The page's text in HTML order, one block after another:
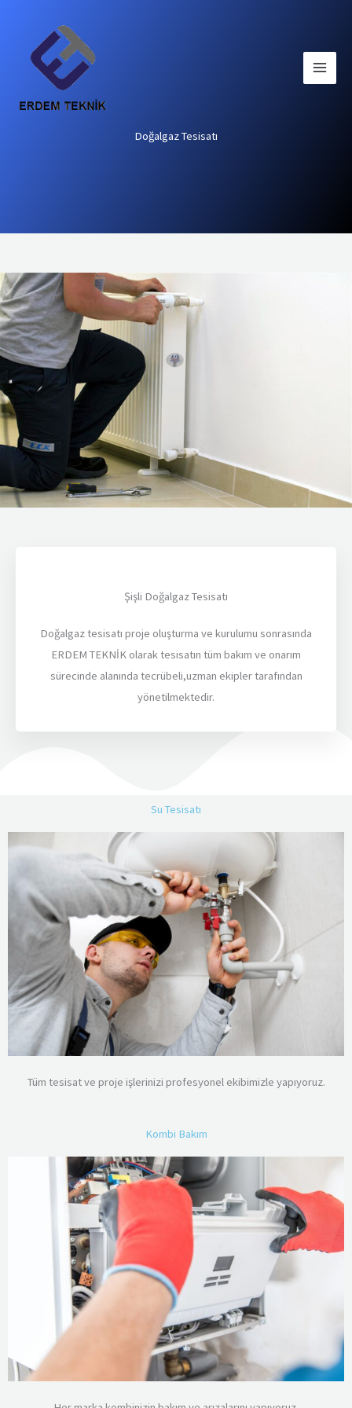
Doğalgaz Tesisatı
Şişli Doğalgaz Tesisatı
Doğalgaz tesisatı proje oluşturma ve kurulumu sonrasında
ERDEM TEKNİK olarak tesisatın tüm bakım ve onarım
sürecinde alanında tecrübeli,uzman ekipler tarafından
yönetilmektedir.
Su Tesisatı
Tüm tesisat ve proje işlerinizi profesyonel ekibimizle yapıyoruz.
Kombi Bakım